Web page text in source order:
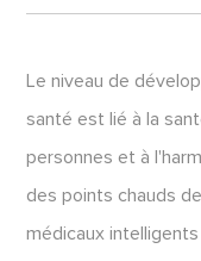
Le niveau de
santé est lié à la
personnes et à
des points chauds
médicaux